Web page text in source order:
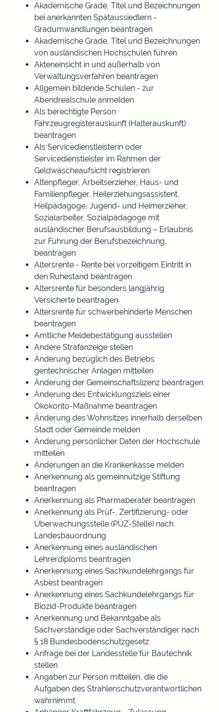
Akademische Grade, Titel und Bezeichnungen
bei anerkannten Spätaussiedlern -
Gradumwandlungen beantragen
Akademische Grade, Titel und Bezeichnungen
von ausländischen Hochschulen führen
Akteneinsicht in und außerhalb von
Verwaltungsverfahren beantragen
Allgemein bildende Schulen - zur
Abendrealschule anmelden
Als berechtigte Person
Fahrzeugregisterauskunft (Halterauskunft)
beantragen
Als Servicedienstleisterin oder
Servicedienstleister im Rahmen der
Geldwäscheaufsicht registrieren
Altenpfleger, Arbeitserzieher, Haus- und
Familienpfleger, Heilerziehungsassistent,
Heilpädagoge, Jugend- und Heimerzieher,
Sozialarbeiter, Sozialpädagoge mit
ausländischer Berufsausbildung – Erlaubnis
zur Führung der Berufsbezeichnung
beantragen
Altersrente - Rente bei vorzeitigem Eintritt in
den Ruhestand beantragen
Altersrente für besonders langjährig
Versicherte beantragen
Altersrente für schwerbehinderte Menschen
beantragen
Amtliche Meldebestätigung ausstellen
Andere Strafanzeige stellen
Änderung bezüglich des Betriebs
gentechnischer Anlagen mitteilen
Änderung der Gemeinschaftslizenz beantragen
Änderung des Entwicklungsziels einer
Ökokonto-Maßnahme beantragen
Änderung des Wohnsitzes innerhalb derselben
Stadt oder Gemeinde melden
Änderung persönlicher Daten der Hochschule
mitteilen
Änderungen an die Krankenkasse melden
Anerkennung als gemeinnützige Stiftung
beantragen
Anerkennung als Pharmaberater beantragen
Anerkennung als Prüf-, Zertifizierung- oder
Überwachungsstelle (PÜZ-Stelle) nach
Landesbauordnung
Anerkennung eines ausländischen
Lehrerdiploms beantragen
Anerkennung eines Sachkundelehrgangs für
Asbest beantragen
Anerkennung eines Sachkundelehrgangs für
Biozid-Produkte beantragen
Anerkennung und Bekanntgabe als
Sachverständige oder Sachverständiger nach
§ 18 Bundesbodenschutzgesetz
Anfrage bei der Landesstelle für Bautechnik
stellen
Angaben zur Person mitteilen, die die
Aufgaben des Strahlenschutzverantwortlichen
wahrnimmt